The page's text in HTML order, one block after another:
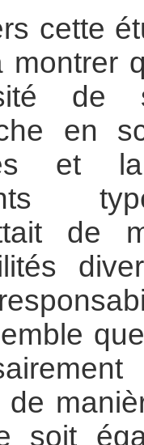
cette
montrer
de
en
et
de
de
soit